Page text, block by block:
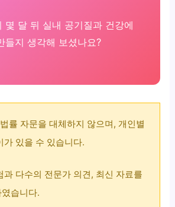
몇 달 뒤 실내 공기질과 건강에
들지 생각해 보셨나요?
률 자문을 대체하지 않으며, 개인별
가 있을 수 있습니다.
과 다수의 전문가 의견, 최신 자료를
습니다.